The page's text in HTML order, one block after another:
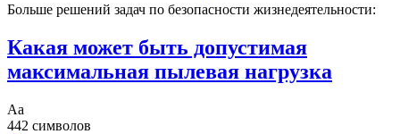
Больше решений задач по безопасности жизнедеятельности:
Какая может быть допустимая
максимальная пылевая нагрузка
Аа
442 символов